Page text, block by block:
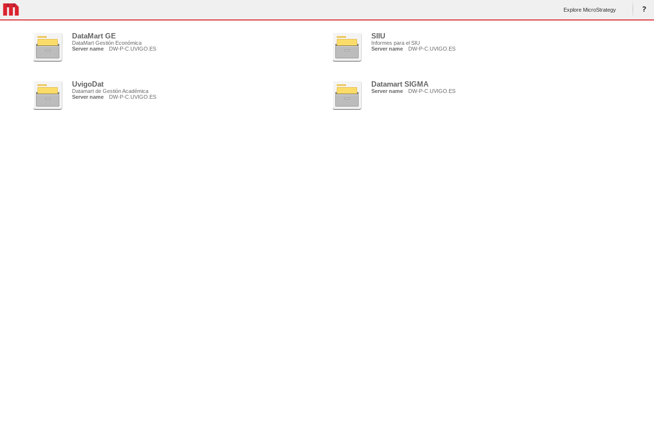
Explore MicroStrategy
DataMart GE
DataMart Gestión Económica
Server name
DW-P-C.UVIGO.ES
SIIU
Informes para el SIU
Server name
DW-P-C.UVIGO.ES
UvigoDat
Datamart de Gestión Académica
Server name
DW-P-C.UVIGO.ES
Datamart SIGMA
Server name DW-P-C.UVIGO.ES